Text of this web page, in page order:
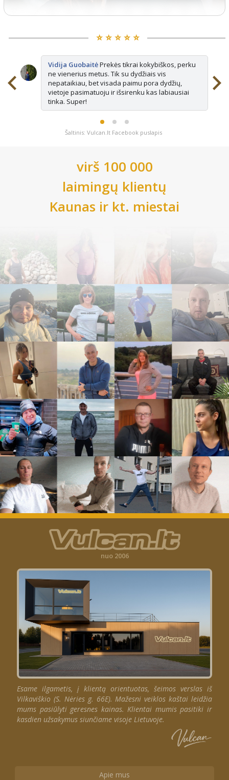
⭐️ ⭐️ ⭐️ ⭐️ ⭐️
Vidija GuobaitėPrekės tikrai kokybiškos, perku
ne vienerius metus. Tik su dydžiais vis
nepataikiau, bet visada paimu pora dydžių,
vietoje pasimatuoju ir išsirenku kas labiausiai
tinka. Super!
Šaltinis: Vulcan.lt Facebook puslapis
virš 100 000
laimingų klientų
Kaunas ir kt. miestai
nuo 2006
Esame ilgametis, į klientą orientuotas, šeimos verslas iš
Vilkaviškio (S. Nėries g. 66E). Mažesni veiklos kaštai leidžia
mums pasiūlyti geresnes kainas. Klientai mumis pasitiki ir
kasdien užsakymus siunčiame visoje Lietuvoje.
Apie mus